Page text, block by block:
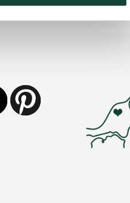
https://